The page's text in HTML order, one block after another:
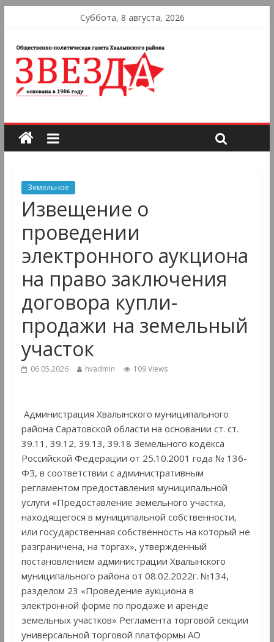
Суббота, 8 августа, 2026
Земельное
Извещение о
проведении
электронного аукциона
на право заключения
договора купли-
продажи на земельный
участок
06.05.2026 hvadmin 109 Views
Администрация Хвалынского муниципального
района Саратовской области на основании ст. ст.
39.11, 39.12, 39.13, 39.18 Земельного кодекса
Российской Федерации от 25.10.2001 года № 136-
ФЗ, в соответствии с административным
регламентом предоставления муниципальной
услуги «Предоставление земельного участка,
находящегося в муниципальной собственности,
или государственная собственность на который не
разграничена, на торгах», утвержденный
постановлением администрации Хвалынского
муниципального района от 08.02.2022г. №134,
разделом 23 «Проведение аукциона в
электронной форме по продаже и аренде
земельных участков» Регламента торговой секции
универсальной торговой платформы АО